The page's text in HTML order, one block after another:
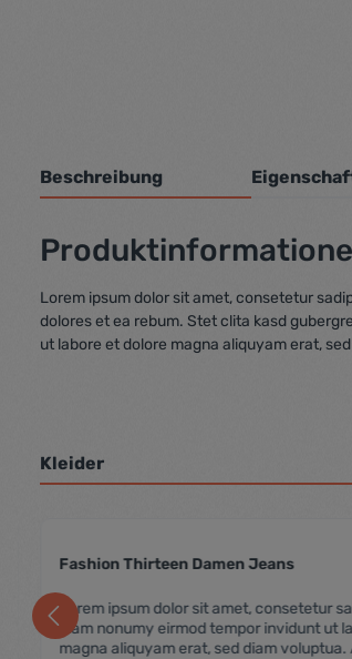
Beschreibung
Lorem ipsum dolor sit amet, consetetur
dolores et ea rebum. Stet clita kasd
ut labore et dolore magna aliquyam erat,
Kleider
Fashion Thirteen Damen Jeans
Lorem ipsum dolor sit amet, consetetur
diam nonumy eirmod tempor invidunt ut
magna aliquyam erat, sed diam voluptua.